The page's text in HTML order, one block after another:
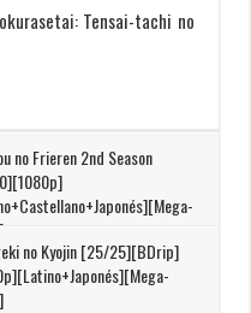
Tensai-tachi no
no Frieren 2nd Season
no Kyojin [25/25][BDrip]